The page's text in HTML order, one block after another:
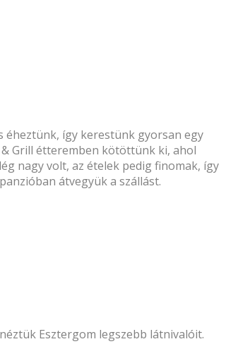
éheztünk, így kerestünk gyorsan egy
Grill étteremben kötöttünk ki, ahol
nagy volt, az ételek pedig finomak, így
átvegyük a szállást.
Esztergom legszebb látnivalóit.